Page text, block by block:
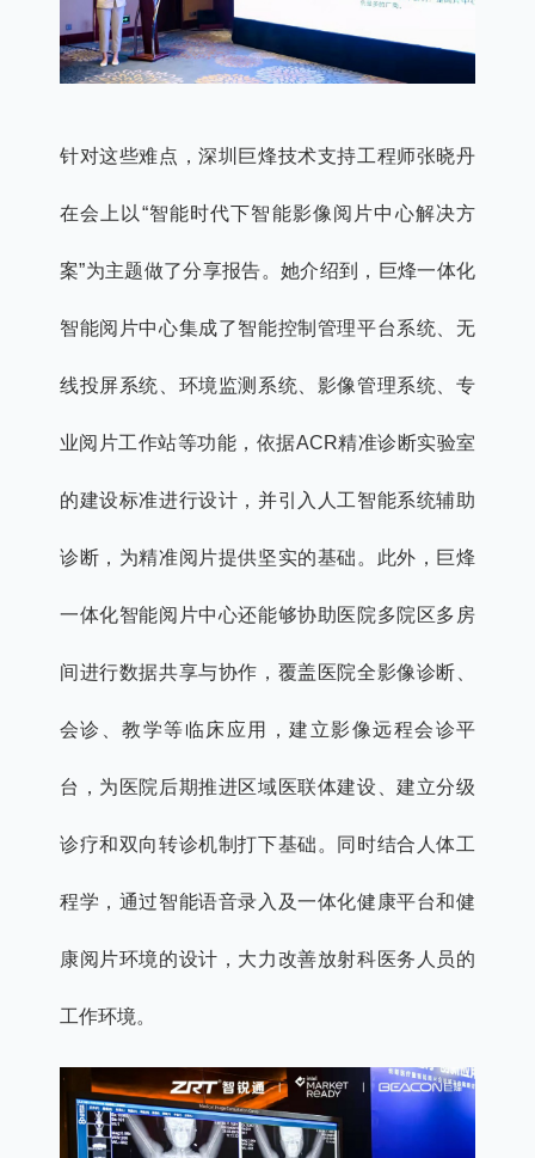
针对这些难点，深圳巨烽技术支持工程师张晓丹
在会上以“智能时代下智能影像阅片中心解决方
案”为主题做了分享报告。她介绍到，巨烽一体化
智能阅片中心集成了智能控制管理平台系统、无
线投屏系统、环境监测系统、影像管理系统、专
业阅片工作站等功能，依据ACR精准诊断实验室
的建设标准进行设计，并引入人工智能系统辅助
诊断，为精准阅片提供坚实的基础。此外，巨烽
一体化智能阅片中心还能够协助医院多院区多房
间进行数据共享与协作，覆盖医院全影像诊断、
会诊、教学等临床应用，建立影像远程会诊平
台，为医院后期推进区域医联体建设、建立分级
诊疗和双向转诊机制打下基础。同时结合人体工
程学，通过智能语音录入及一体化健康平台和健
康阅片环境的设计，大力改善放射科医务人员的
工作环境。